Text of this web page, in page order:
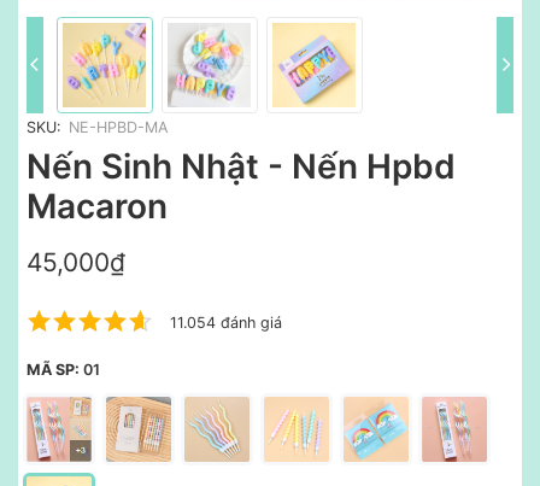
SKU: NE-HPBD-MA
Nến Sinh Nhật - Nến Hpbd
Macaron
45,000₫
11.054 đánh giá
MÃ SP: 01